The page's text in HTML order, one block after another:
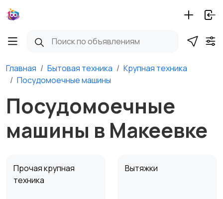
Главная Бытовая техника
Крупная техника
Посудомоечные машины
Посудомоечные
машины в Макеевке
Прочая крупная
техника
Вытяжки